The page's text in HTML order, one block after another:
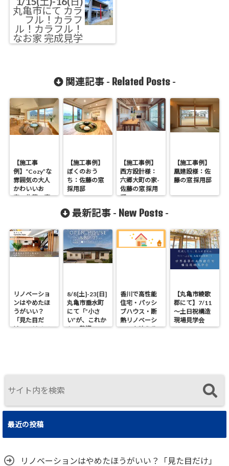
丸亀市にて カラ
フル！カラフ
ル！カラフル！
なお家 完成見学
会開催！
関連記事 - Related Posts-
【施工事
例】“Cozy”な
雰囲気の大人
かわいいお
家：佐藤の窓
【施工事例】
ぼくのおう
ち：佐藤の窓
採用邸
【施工事例】
西方設計様：
六郷大町の家-
佐藤の窓 採用
邸
【施工事例】
凰建設様：佐
藤の窓 採用邸
最新記事 - New Posts -
リノベーショ
ンはやめたほ
うがいい？
「見た目だ
け」のリノベ
8/8[土]-23[日]
丸亀市垂水町
にて「”小さ
い”が、これか
らの贅沢。」
香川で高性能
住宅・パッシ
ブハウス・断
熱リノベーシ
ョンを叶える
【丸亀市綾歌
郡にて】7/11
～土日祝構造
現場見学会
最近の投稿
リノベーションはやめたほうがいい？「見た目だけ」